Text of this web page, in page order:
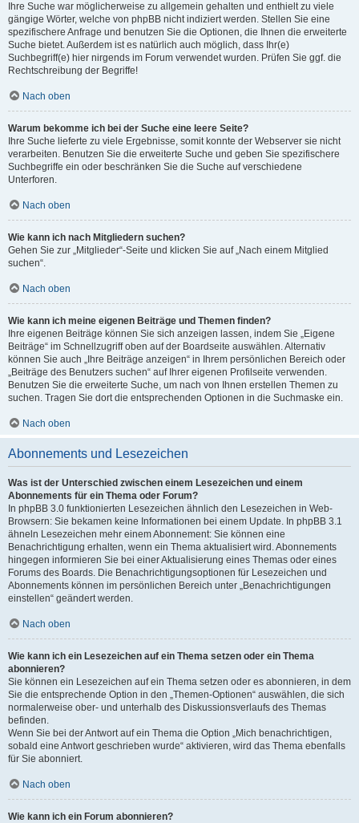
Ihre Suche war möglicherweise zu allgemein gehalten und enthielt zu viele
gängige Wörter, welche von phpBB nicht indiziert werden. Stellen Sie eine
spezifischere Anfrage und benutzen Sie die Optionen, die Ihnen die erweiterte
Suche bietet. Außerdem ist es natürlich auch möglich, dass Ihr(e)
Suchbegriff(e) hier nirgends im Forum verwendet wurden. Prüfen Sie ggf. die
Rechtschreibung der Begriffe!
Nach oben
Warum bekomme ich bei der Suche eine leere Seite?
Ihre Suche lieferte zu viele Ergebnisse, somit konnte der Webserver sie nicht
verarbeiten. Benutzen Sie die erweiterte Suche und geben Sie spezifischere
Suchbegriffe ein oder beschränken Sie die Suche auf verschiedene
Unterforen.
Nach oben
Wie kann ich nach Mitgliedern suchen?
Gehen Sie zur „Mitglieder“-Seite und klicken Sie auf „Nach einem Mitglied
suchen“.
Nach oben
Wie kann ich meine eigenen Beiträge und Themen finden?
Ihre eigenen Beiträge können Sie sich anzeigen lassen, indem Sie „Eigene
Beiträge“ im Schnellzugriff oben auf der Boardseite auswählen. Alternativ
können Sie auch „Ihre Beiträge anzeigen“ in Ihrem persönlichen Bereich oder
„Beiträge des Benutzers suchen“ auf Ihrer eigenen Profilseite verwenden.
Benutzen Sie die erweiterte Suche, um nach von Ihnen erstellen Themen zu
suchen. Tragen Sie dort die entsprechenden Optionen in die Suchmaske ein.
Nach oben
Abonnements und Lesezeichen
Was ist der Unterschied zwischen einem Lesezeichen und einem
Abonnements für ein Thema oder Forum?
In phpBB 3.0 funktionierten Lesezeichen ähnlich den Lesezeichen in Web-
Browsern: Sie bekamen keine Informationen bei einem Update. In phpBB 3.1
ähneln Lesezeichen mehr einem Abonnement: Sie können eine
Benachrichtigung erhalten, wenn ein Thema aktualisiert wird. Abonnements
hingegen informieren Sie bei einer Aktualisierung eines Themas oder eines
Forums des Boards. Die Benachrichtigungsoptionen für Lesezeichen und
Abonnements können im persönlichen Bereich unter „Benachrichtigungen
einstellen“ geändert werden.
Nach oben
Wie kann ich ein Lesezeichen auf ein Thema setzen oder ein Thema
abonnieren?
Sie können ein Lesezeichen auf ein Thema setzen oder es abonnieren, in dem
Sie die entsprechende Option in den „Themen-Optionen“ auswählen, die sich
normalerweise ober- und unterhalb des Diskussionsverlaufs des Themas
befinden.
Wenn Sie bei der Antwort auf ein Thema die Option „Mich benachrichtigen,
sobald eine Antwort geschrieben wurde“ aktivieren, wird das Thema ebenfalls
für Sie abonniert.
Nach oben
Wie kann ich ein Forum abonnieren?